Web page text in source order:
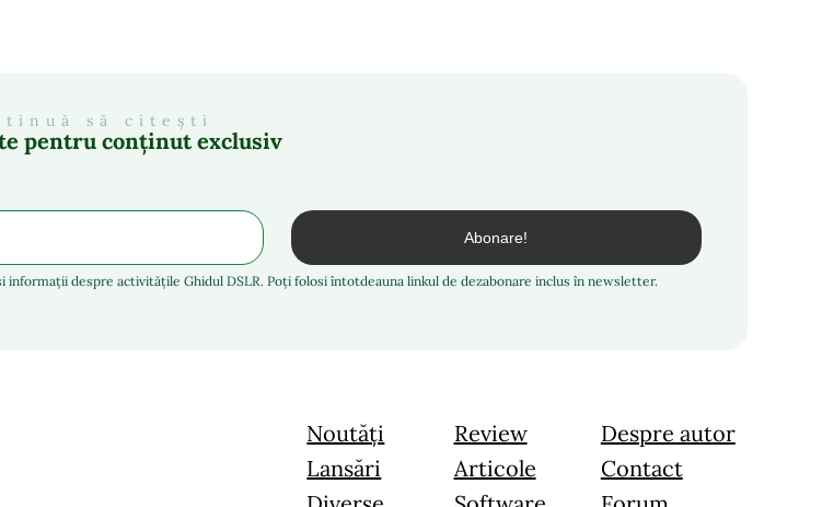
să citești
pentru conținut exclusiv
despre activitățile Ghidul DSLR. Poți folosi întotdeauna linkul de dezabonare inclus în newsletter.
Noutăți
Lansări
Review
Articole
Despre autor
Contact